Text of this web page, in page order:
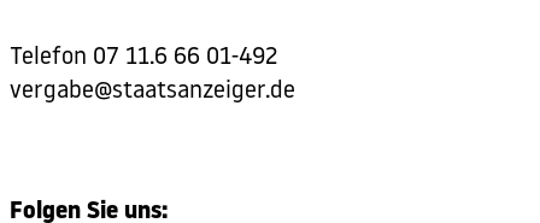
Telefon 07 11.6 66 01-492
vergabe@staatsanzeiger.de
Folgen Sie uns: